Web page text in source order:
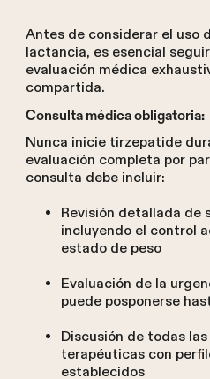
Antes de considerar el uso
lactancia, es esencial
evaluación médica
compartida.
Consulta médica obligatoria:
Nunca inicie tirzepatide
evaluación completa por
consulta debe incluir:
Revisión detallada de
incluyendo el control
estado de peso
Evaluación de la
puede posponerse
Discusión de todas
terapéuticas con
establecidos